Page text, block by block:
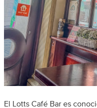
El Lotts Café Bar es